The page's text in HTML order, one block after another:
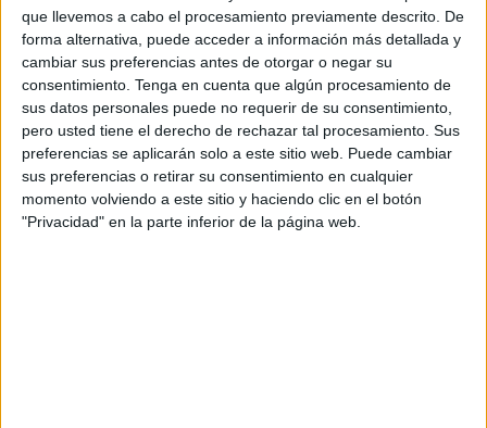
que llevemos a cabo el procesamiento previamente descrito. De
forma alternativa, puede acceder a información más detallada y
cambiar sus preferencias antes de otorgar o negar su
consentimiento. Tenga en cuenta que algún procesamiento de
sus datos personales puede no requerir de su consentimiento,
pero usted tiene el derecho de rechazar tal procesamiento. Sus
preferencias se aplicarán solo a este sitio web. Puede cambiar
sus preferencias o retirar su consentimiento en cualquier
momento volviendo a este sitio y haciendo clic en el botón
"Privacidad" en la parte inferior de la página web.
alumnado exprese cómo se siente.
Ficha de “primer día superado”para
celebrar los logros.
Cómo utilizar este material
Coloca el recurso en un panel visible del aula y